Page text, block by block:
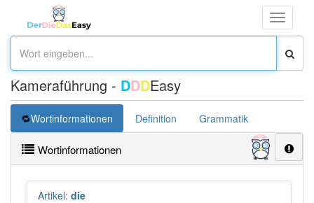
Toggle
Kameraführung - DDDEasy
Wortinformationen Definition Grammatik
Wortinformationen
Artikel: die